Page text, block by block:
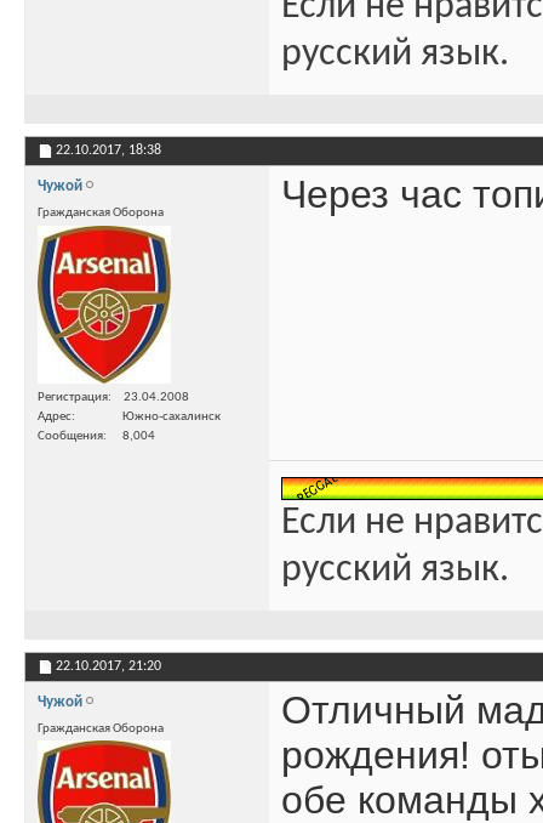
русский язык.
22.10.2017, 18:38
Чужой
Гражданская Оборона
Регистрация
23.04.2008
Адрес
Южно-сахалинск
Сообщения
8,004
Через час
Если не
русский язык.
22.10.2017, 21:20
Чужой
Гражданская Оборона
Отличный
рождения!
обе команды